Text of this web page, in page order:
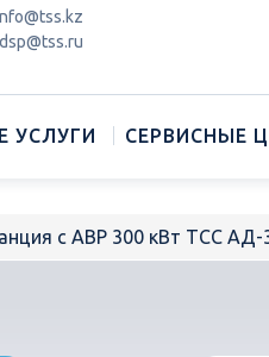
dsp@tss.ru
УСЛУГИ СЕРВИСНЫЕ
с АВР 300 кВт ТСС